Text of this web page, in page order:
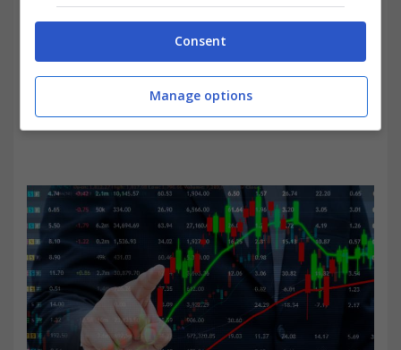
Consent
Manage options